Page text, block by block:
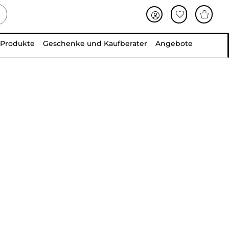
Geschenke und Kaufberater Angebote